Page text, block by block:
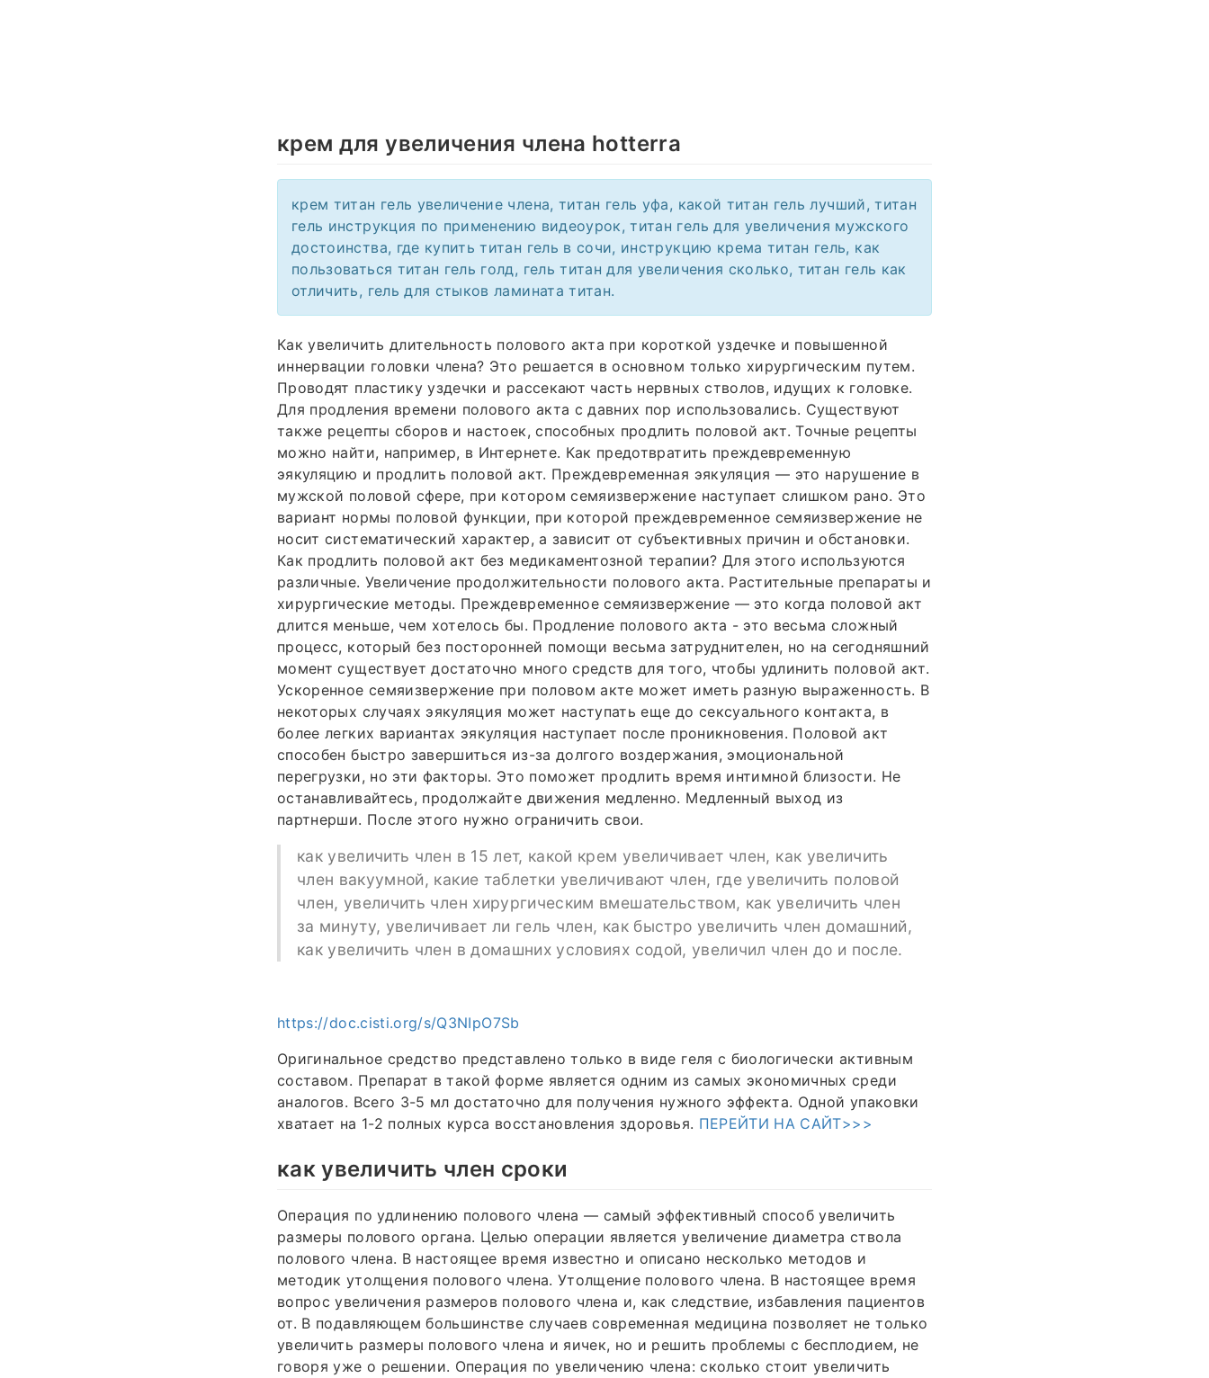
крем для увеличения члена hotterra
крем титан гель увеличение члена, титан гель уфа, какой титан гель лучший, титан
гель инструкция по применению видеоурок, титан гель для увеличения мужского
достоинства, где купить титан гель в сочи, инструкцию крема титан гель, как
пользоваться титан гель голд, гель титан для увеличения сколько, титан гель как
отличить, гель для стыков ламината титан.
Как увеличить длительность полового акта при короткой уздечке и повышенной
иннервации головки члена? Это решается в основном только хирургическим путем.
Проводят пластику уздечки и рассекают часть нервных стволов, идущих к головке.
Для продления времени полового акта с давних пор использовались. Существуют
также рецепты сборов и настоек, способных продлить половой акт. Точные рецепты
можно найти, например, в Интернете. Как предотвратить преждевременную
эякуляцию и продлить половой акт. Преждевременная эякуляция — это нарушение в
мужской половой сфере, при котором семяизвержение наступает слишком рано. Это
вариант нормы половой функции, при которой преждевременное семяизвержение не
носит систематический характер, а зависит от субъективных причин и обстановки.
Как продлить половой акт без медикаментозной терапии? Для этого используются
различные. Увеличение продолжительности полового акта. Растительные препараты и
хирургические методы. Преждевременное семяизвержение — это когда половой акт
длится меньше, чем хотелось бы. Продление полового акта - это весьма сложный
процесс, который без посторонней помощи весьма затруднителен, но на сегодняшний
момент существует достаточно много средств для того, чтобы удлинить половой акт.
Ускоренное семяизвержение при половом акте может иметь разную выраженность. В
некоторых случаях эякуляция может наступать еще до сексуального контакта, в
более легких вариантах эякуляция наступает после проникновения. Половой акт
способен быстро завершиться из-за долгого воздержания, эмоциональной
перегрузки, но эти факторы. Это поможет продлить время интимной близости. Не
останавливайтесь, продолжайте движения медленно. Медленный выход из
партнерши. После этого нужно ограничить свои.
как увеличить член в 15 лет, какой крем увеличивает член, как увеличить
член вакуумной, какие таблетки увеличивают член, где увеличить половой
член, увеличить член хирургическим вмешательством, как увеличить член
за минуту, увеличивает ли гель член, как быстро увеличить член домашний,
как увеличить член в домашних условиях содой, увеличил член до и после.
https://doc.cisti.org/s/Q3NIpO7Sb
Оригинальное средство представлено только в виде геля с биологически активным
составом. Препарат в такой форме является одним из самых экономичных среди
аналогов. Всего 3-5 мл достаточно для получения нужного эффекта. Одной упаковки
хватает на 1-2 полных курса восстановления здоровья. ПЕРЕЙТИ НА САЙТ>>>
как увеличить член сроки
Операция по удлинению полового члена — самый эффективный способ увеличить
размеры полового органа. Целью операции является увеличение диаметра ствола
полового члена. В настоящее время известно и описано несколько методов и
методик утолщения полового члена. Утолщение полового члена. В настоящее время
вопрос увеличения размеров полового члена и, как следствие, избавления пациентов
от. В подавляющем большинстве случаев современная медицина позволяет не только
увеличить размеры полового члена и яичек, но и решить проблемы с бесплодием, не
говоря уже о решении. Операция по увеличению члена: сколько стоит увеличить